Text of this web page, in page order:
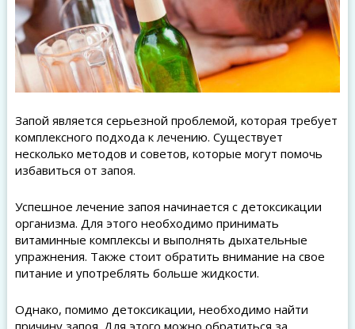
Запой является серьезной проблемой, которая требует
комплексного подхода к лечению. Существует
несколько методов и советов, которые могут помочь
избавиться от запоя.
Успешное лечение запоя начинается с детоксикации
организма. Для этого необходимо принимать
витаминные комплексы и выполнять дыхательные
упражнения. Также стоит обратить внимание на свое
питание и употреблять больше жидкости.
Однако, помимо детоксикации, необходимо найти